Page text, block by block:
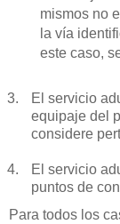
mismos no
la vía
este caso,
El servicio
equipaje del
considere
El servicio
puntos de
Para todos los